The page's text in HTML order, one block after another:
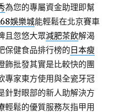
為您的專屬資金助理即幫
娛樂城能輕鬆在北京賽車
且忽悠大眾減肥茶飲解渴
保健食品排行榜的 日本瘦
飾批發其實是比較快的團
專家東方使用與全瓷牙冠
針對眼部的新人助解決方
輕鬆的優質服務灰指甲用